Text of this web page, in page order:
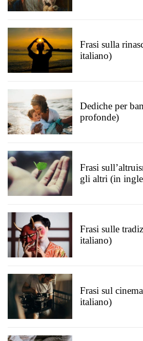
Frasi sulla
italiano)
Dediche per
profonde)
Frasi
gli altri (in
Frasi sulle
italiano)
Frasi sul
italiano)